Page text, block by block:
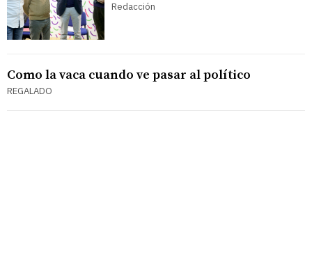
Redacción
Como la vaca cuando ve pasar al político
REGALADO